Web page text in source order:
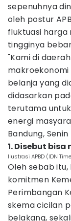
sepenuhnya
oleh postur
fluktuasi
tingginya
"Kami di
makroekonomi
belanja yang
didasarkan
terutama
energi
Bandung,
1. Disebut
Ilustrasi APBD (IDN
Oleh sebab
komitmen
Perimbangan
skema cicilan
belakang,